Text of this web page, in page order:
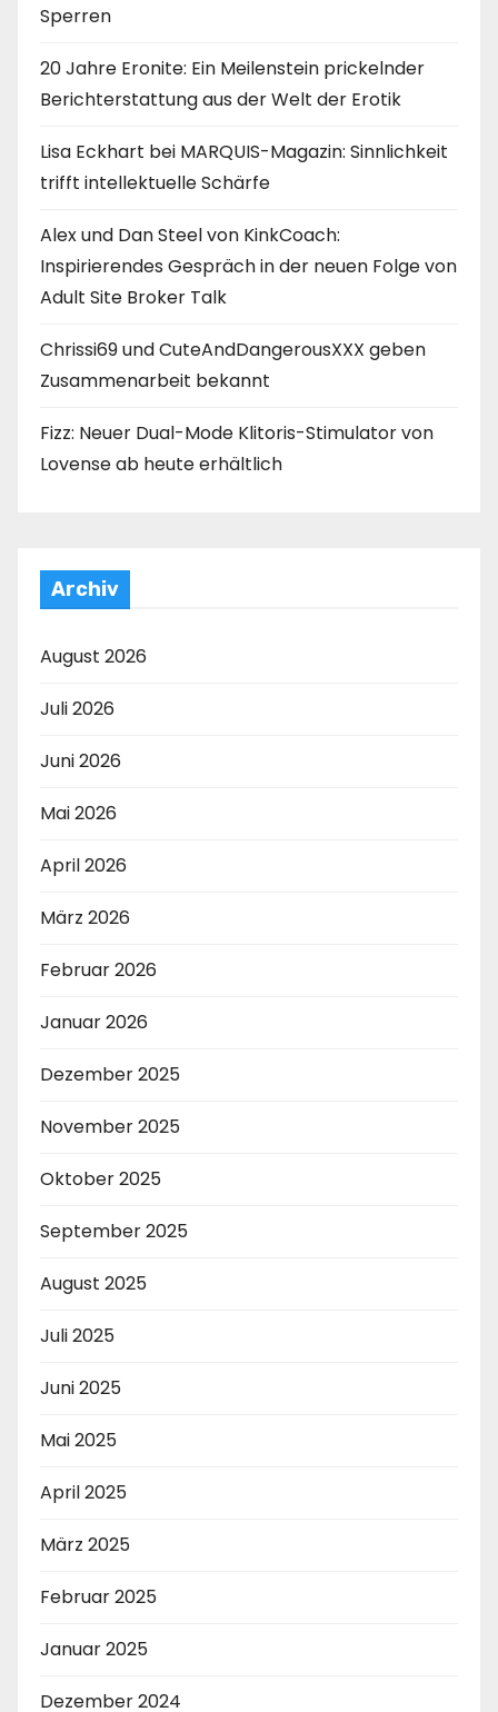
Sperren
20 Jahre Eronite: Ein Meilenstein prickelnder
Berichterstattung aus der Welt der Erotik
Lisa Eckhart bei MARQUIS-Magazin: Sinnlichkeit
trifft intellektuelle Schärfe
Alex und Dan Steel von KinkCoach:
Inspirierendes Gespräch in der neuen Folge von
Adult Site Broker Talk
Chrissi69 und CuteAndDangerousXXX geben
Zusammenarbeit bekannt
Fizz: Neuer Dual-Mode Klitoris-Stimulator von
Lovense ab heute erhältlich
Archiv
August 2026
Juli 2026
Juni 2026
Mai 2026
April 2026
März 2026
Februar 2026
Januar 2026
Dezember 2025
November 2025
Oktober 2025
September 2025
August 2025
Juli 2025
Juni 2025
Mai 2025
April 2025
März 2025
Februar 2025
Januar 2025
Dezember 2024